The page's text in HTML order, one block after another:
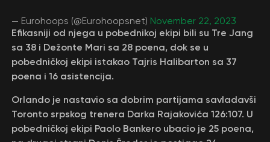
— Eurohoops (@Eurohoopsnet) November 22, 2023
Efikasniji od njega u pobednikoj ekipi bili su Tre Jang
sa 38 i Dežonte Mari sa 28 poena, dok se u
pobedničkoj ekipi istakao Tajris Halibarton sa 37
poena i 16 asistencija.
Orlando je nastavio sa dobrim partijama savladavši
Toronto srpskog trenera Darka Rajakovića 126:107. U
pobedničkoj ekipi Paolo Bankero ubacio je 25 poena,